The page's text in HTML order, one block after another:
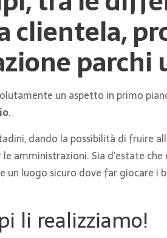
clientela,
parchi
un aspetto in primo
.
dando la possibilità di fruire
Sia d’estate che
un luogo sicuro dove far giocare i
li realizziamo!